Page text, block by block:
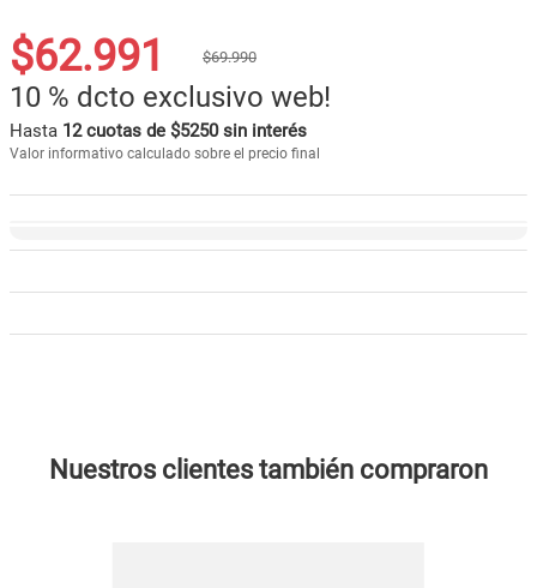
$62.991 $69.990
10 % dcto exclusivo web!
Hasta 12 cuotas de $5250 sin interés
Valor informativo calculado sobre el precio final
Nuestros clientes también compraron